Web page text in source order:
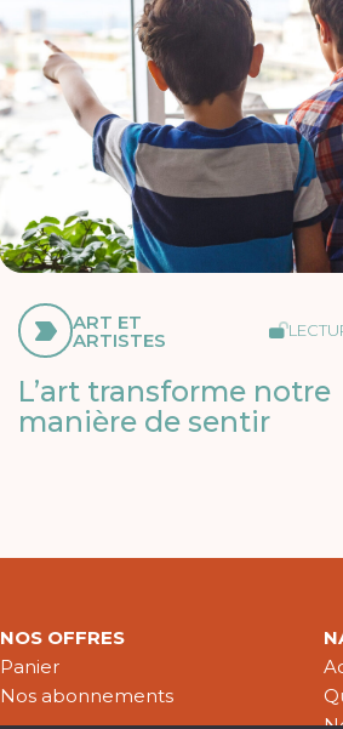
ART ET
ARTISTES
L’art transforme notre
manière de sentir
NOS OFFRES
Panier
Nos abonnements